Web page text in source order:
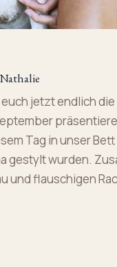
jetzt endlich
Tag in unser
gestylt wurden.
und flauschigen